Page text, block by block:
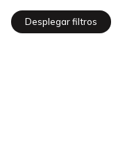
Desplegar filtros